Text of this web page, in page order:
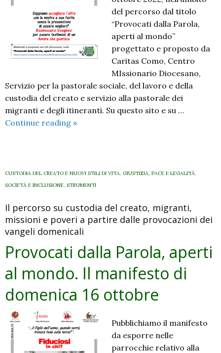
del percorso dal titolo
“Provocati dalla Parola,
aperti al mondo”
progettato e proposto da
Caritas Como, Centro
MIssionario Diocesano,
Servizio per la pastorale sociale, del lavoro e della
custodia del creato e servizio alla pastorale dei
migranti e degli itineranti. Su questo sito e su …
Continue reading Provocati
al
mondo.
manifesto
di
domenica
ottobre
»
CUSTODIA DEL CREATO E NUOVI STILI DI VITA, GIUSTIZIA, PACE E LEGALITÀ,
SOCIETÀ E INCLUSIONE, STRUMENTI
Il percorso su custodia del creato, migranti,
missioni e poveri a partire dalle provocazioni dei
vangeli domenicali
Provocati dalla Parola, aperti
al mondo. Il manifesto di
domenica 16 ottobre
Pubblichiamo il manifesto
da esporre nelle
parrocchie relativo alla